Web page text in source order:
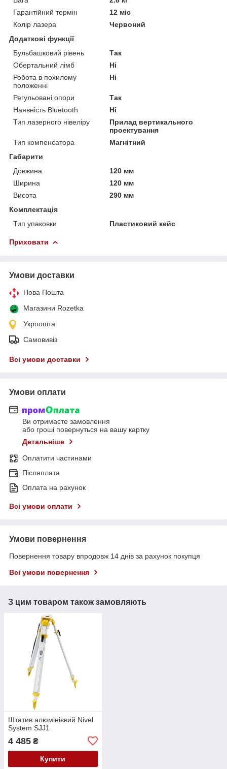
Гарантійний термін
12 міс
Колір лазера
Червоний
Додаткові функції
Бульбашковий рівень
Так
Обертальний лімб
Ні
Робота в похилому
положенні
Ні
Регульовані опори
Так
Наявність Bluetooth
Ні
Тип лазерного нівеліру
Прилад вертикального
проектування
Тип компенсатора
Магнітний
Габарити
Довжина
120 мм
Ширина
120 мм
Висота
290 мм
Комплектація
Тип упаковки
Пластиковий кейс
Приховати
Умови доставки
Нова Пошта
Магазини Rozetka
Укрпошта
Самовивіз
Всі умови доставки
Умови оплати
Ви отримаєте замовлення
або гроші повернуться на вашу картку
Детальніше
Оплатити частинами
Післяплата
Оплата на рахунок
Всі умови оплати
Умови повернення
Повернення товару впродовж 14 днів за рахунок покупця
Всі умови повернення
З цим товаром також замовляють
Штатив алюмінієвий Nivel
System SJJ1
4 485 ₴
Купити